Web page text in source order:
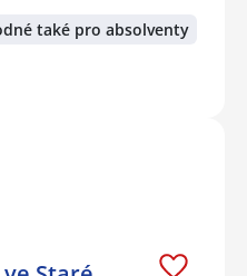
také pro absolventy